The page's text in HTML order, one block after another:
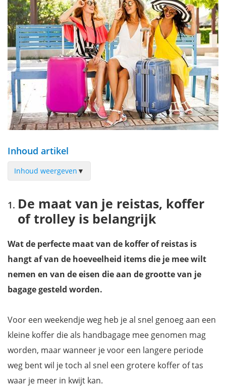
Inhoud artikel
Inhoud weergeven ▼
Het gewicht van je bagage
Het materiaal van de tas
De sluiting van tas of koffer is erg belangrijk!
Bescherm je tas of koffer tegen diefstal, zorg voor een slot
De kleur van je koffer: opvallend of tijdloos?
De inhoud van je tas organiseren
Na de reis: je koffer weer opbergen
Onze favoriete reistassen, koffers en trolley op een rij
De maat van je reistas, koffer
of trolley is belangrijk
Wat de perfecte maat van de koffer of reistas is
hangt af van de hoeveelheid items die je mee wilt
nemen en van de eisen die aan de grootte van je
bagage gesteld worden.
Voor een weekendje weg heb je al snel genoeg aan een
kleine koffer die als handbagage mee genomen mag
worden, maar wanneer je voor een langere periode
weg bent wil je toch al snel een grotere koffer of tas
waar je meer in kwijt kan.